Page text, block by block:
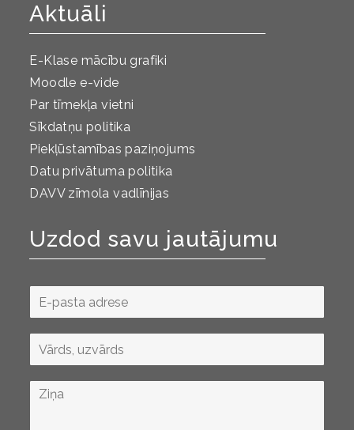
Aktuāli
E-Klase mācību grafiki
Moodle e-vide
Par tīmekļa vietni
Sīkdatņu politika
Piekļūstamības paziņojums
Datu privātuma politika
DAVV zīmola vadlīnijas
Uzdod savu jautājumu